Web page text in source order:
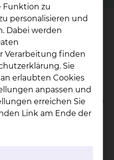
Leitfähigkeit des
beide Beine können in
werden. Durch
kann Strom
werden. Alternativ
oder untere
Funktion zu
personalisieren und
Dabei werden
Verarbeitung finden
Sie
erlaubten Cookies
anpassen und
erreichen Sie
Link am Ende der